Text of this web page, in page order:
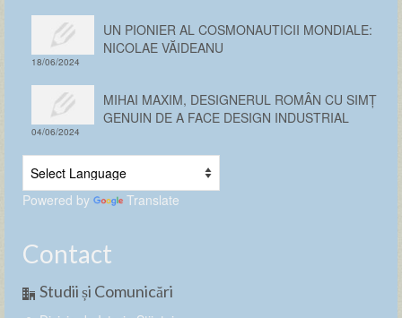
UN PIONIER AL COSMONAUTICII MONDIALE:
NICOLAE VĂIDEANU
18/06/2024
MIHAI MAXIM, DESIGNERUL ROMÂN CU SIMȚ
GENUIN DE A FACE DESIGN INDUSTRIAL
04/06/2024
Powered by Translate
Contact
Studii și Comunicări